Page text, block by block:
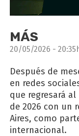
MÁS
20/05/2026 -
Después de
en redes
que regresará
de 2026 con un
Aires, como
internacional.